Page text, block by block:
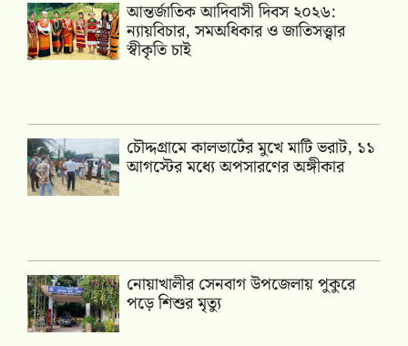
আন্তর্জাতিক আদিবাসী দিবস ২০২৬:
ন্যায়বিচার, সমঅধিকার ও জাতিসত্ত্বার
স্বীকৃতি চাই
চৌদ্দগ্রামে কালভার্টের মুখে মাটি ভরাট, ১১
আগস্টের মধ্যে অপসারণের অঙ্গীকার
নোয়াখালীর সেনবাগ উপজেলায় পুকুরে
পড়ে শিশুর মৃত্যু